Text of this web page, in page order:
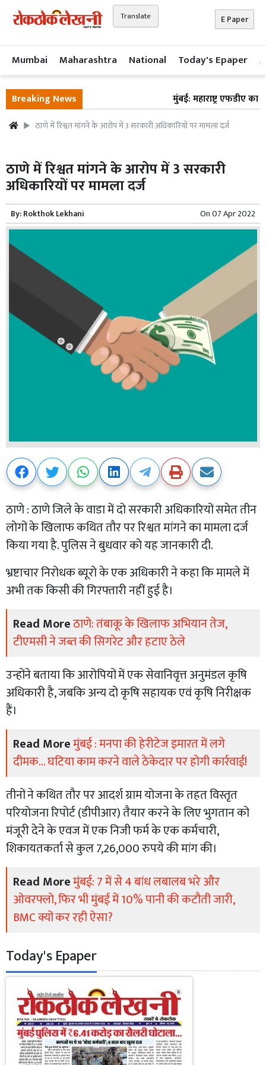
Translate E Paper
Mumbai Maharashtra National Today's Epaper
Breaking News मुंबई: महाराष्ट्र एफडीए
ठाणे में रिश्वत मांगने के आरोप में 3 सरकारी अधिकारियों पर मामला दर्ज
ठाणे में रिश्वत मांगने के आरोप में 3 सरकारी
अधिकारियों पर मामला दर्ज
By:Rokthok Lekhani On07 Apr 2022
ठाणे : ठाणे जिले के वाडा में दो सरकारी अधिकारियों समेत तीन
लोगों के खिलाफ कथित तौर पर रिश्वत मांगने का मामला दर्ज
किया गया है. पुलिस ने बुधवार को यह जानकारी दी.
भ्रष्टाचार निरोधक ब्यूरो के एक अधिकारी ने कहा कि मामले में
अभी तक किसी की गिरफ्तारी नहीं हुई है।
Read Moreठाणे: तंबाकू के खिलाफ अभियान तेज,
टीएमसी ने जब्त की सिगरेट और हटाए ठेले
उन्होंने बताया कि आरोपियों में एक सेवानिवृत्त अनुमंडल कृषि
अधिकारी है, जबकि अन्य दो कृषि सहायक एवं कृषि निरीक्षक
हैं।
Read Moreमुंबई : मनपा की हेरीटेज इमारत में लगे
दीमक... घटिया काम करने वाले ठेकेदार पर होगी कार्रवाई!
तीनों ने कथित तौर पर आदर्श ग्राम योजना के तहत विस्तृत
परियोजना रिपोर्ट (डीपीआर) तैयार करने के लिए भुगतान को
मंजूरी देने के एवज में एक निजी फर्म के एक कर्मचारी,
शिकायतकर्ता से कुल 7,26,000 रुपये की मांग की।
Read Moreमुंबई: 7 में से 4 बांध लबालब भरे और
ओवरफ्लो, फिर भी मुंबई में 10% पानी की कटौती जारी,
BMC क्यों कर रही ऐसा?
Today's Epaper